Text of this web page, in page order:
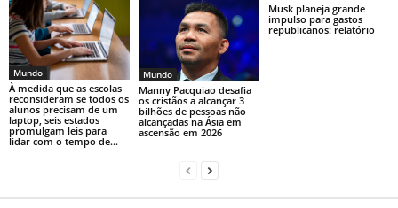
Mundo
À medida que as escolas
reconsideram se todos os
alunos precisam de um
laptop, seis estados
promulgam leis para
lidar com o tempo de...
Mundo
Manny Pacquiao desafia
os cristãos a alcançar 3
bilhões de pessoas não
alcançadas na Ásia em
ascensão em 2026
Musk planeja grande
impulso para gastos
republicanos: relatório